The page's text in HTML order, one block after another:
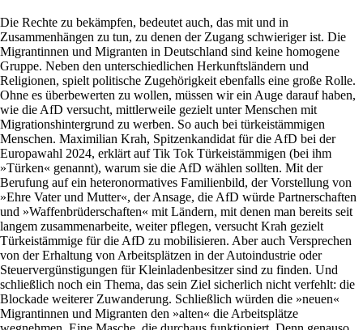
Die Rechte zu bekämpfen, bedeutet auch, das mit und in
Zusammenhängen zu tun, zu denen der Zugang schwieriger ist. Die
Migrantinnen und Migranten in Deutschland sind keine homogene
Gruppe. Neben den unterschiedlichen Herkunftsländern und
Religionen, spielt politische Zugehörigkeit ebenfalls eine große Rolle.
Ohne es überbewerten zu wollen, müssen wir ein Auge darauf haben,
wie die AfD versucht, mittlerweile gezielt unter Menschen mit
Migrationshintergrund zu werben. So auch bei türkeistämmigen
Menschen. Maximilian Krah, Spitzenkandidat für die AfD bei der
Europawahl 2024, erklärt auf Tik Tok Türkeistämmigen (bei ihm
»Türken« genannt), warum sie die AfD wählen sollten. Mit der
Berufung auf ein heteronormatives Familienbild, der Vorstellung von
»Ehre Vater und Mutter«, der Ansage, die AfD würde Partnerschaften
und »Waffenbrüderschaften« mit Ländern, mit denen man bereits seit
langem zusammenarbeite, weiter pflegen, versucht Krah gezielt
Türkeistämmige für die AfD zu mobilisieren. Aber auch Versprechen
von der Erhaltung von Arbeitsplätzen in der Autoindustrie oder
Steuervergünstigungen für Kleinladenbesitzer sind zu finden. Und
schließlich noch ein Thema, das sein Ziel sicherlich nicht verfehlt: die
Blockade weiterer Zuwanderung. Schließlich würden die »neuen«
Migrantinnen und Migranten den »alten« die Arbeitsplätze